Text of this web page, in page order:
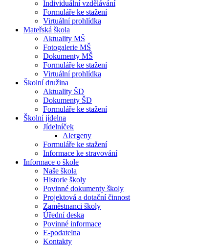
Individuální vzdělávání
Formuláře ke stažení
Virtuální prohlídka
Mateřská škola
Aktuality MŠ
Fotogalerie MŠ
Dokumenty MŠ
Formuláře ke stažení
Virtuální prohlídka
Školní družina
Aktuality ŠD
Dokumenty ŠD
Formuláře ke stažení
Školní jídelna
Jídelníček
Alergeny
Formuláře ke stažení
Informace ke stravování
Informace o škole
Naše škola
Historie školy
Povinné dokumenty školy
Projektová a dotační činnost
Zaměstnanci školy
Úřední deska
Povinné informace
E-podatelna
Kontakty